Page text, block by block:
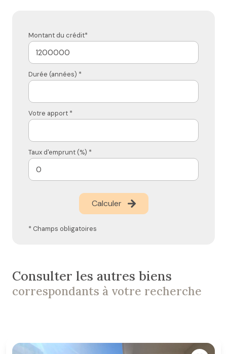
Montant du crédit*
Durée (années) *
Votre apport *
Taux d'emprunt (%) *
Calculer
* Champs obligatoires
Consulter les autres biens
correspondants à votre recherche